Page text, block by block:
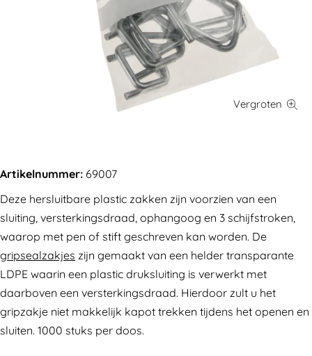
Artikelnummer: 69007
Deze hersluitbare plastic zakken zijn voorzien van een
sluiting, versterkingsdraad, ophangoog en 3 schijfstroken,
waarop met pen of stift geschreven kan worden. De
gripsealzakjes zijn gemaakt van een helder transparante
LDPE waarin een plastic druksluiting is verwerkt met
daarboven een versterkingsdraad. Hierdoor zult u het
gripzakje niet makkelijk kapot trekken tijdens het openen en
sluiten. 1000 stuks per doos.